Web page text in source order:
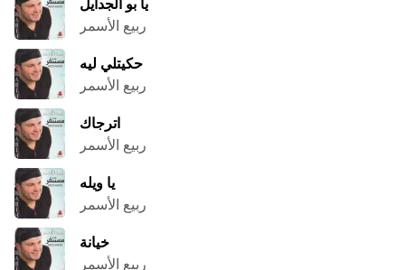
ربيع الأسمر
حكيتلي ليه
ربيع الأسمر
اترجاك
ربيع الأسمر
يا ويله
ربيع الأسمر
خيانة
ربيع الأسمر